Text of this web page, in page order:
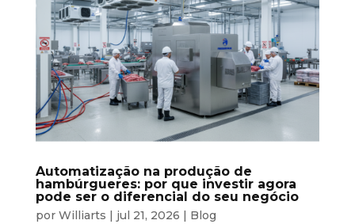
Automatização na produção de
hambúrgueres: por que investir agora
pode ser o diferencial do seu negócio
por Williarts | jul 21, 2026 | Blog